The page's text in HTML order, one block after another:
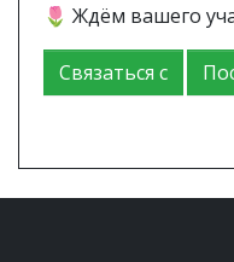
🌷 Ждём вашего
Связаться с